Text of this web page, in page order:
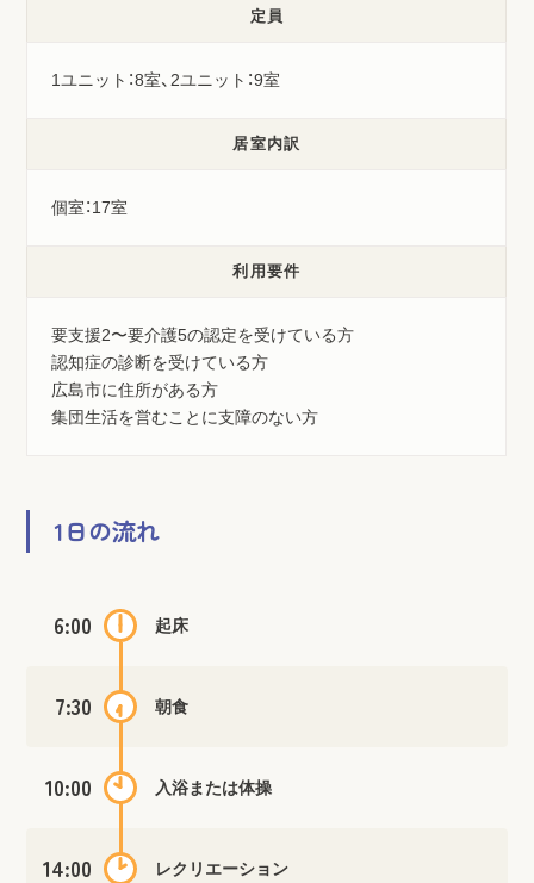
定員
1ユニット：8室、2ユニット：9室
居室内訳
個室：17室
利用要件
要支援2〜要介護5の認定を受けている方
認知症の診断を受けている方
広島市に住所がある方
集団生活を営むことに支障のない方
1日の流れ
6:00 起床
7:30 朝食
10:00 入浴または体操
14:00 レクリエーション